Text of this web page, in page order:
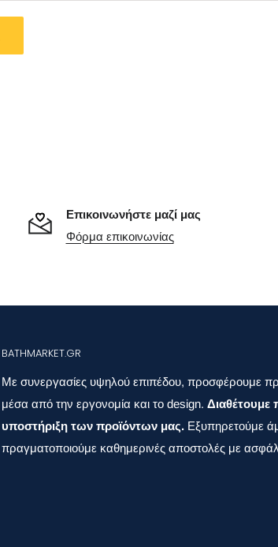
Επικοινωνήστε μαζί μας
Φόρμα επικοινωνίας
BATHMARKET.GR
Με συνεργασίες υψηλού επιπέδου, προσφέρουμε
μέσα από την εργονομία και το design. Διαθέτουμε
υποστήριξη των προϊόντων μας. Εξυπηρετούμε
πραγματοποιούμε καθημερινές αποστολές με